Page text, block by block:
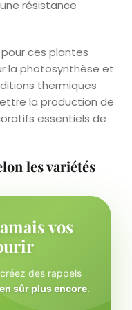
résistance
ces plantes
la photosynthèse et
thermiques
la production de
essentiels de
les variétés
vos
des rappels
sûr plus encore.